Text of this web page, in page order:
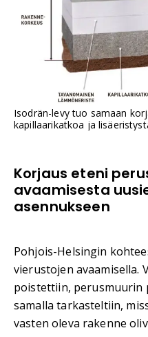
Isodrän-levy tuo samaan
kapillaarikatkoa ja
Korjaus eteni
avaamisesta
asennukseen
Pohjois-Helsingin
vierustojen avaamisella.
poistettiin, perusmuurin
samalla tarkasteltiin,
vasten oleva rakenne